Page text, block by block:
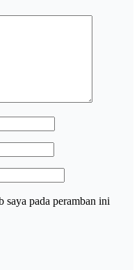
saya pada peramban ini